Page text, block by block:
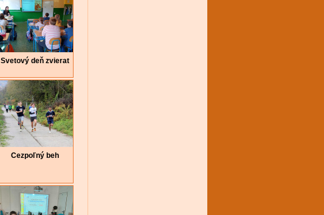
Svetový deň zvierat
Cezpoľný beh